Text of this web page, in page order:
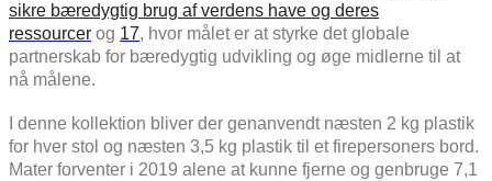
sikre bæredygtig brug af verdens have og deres
ressourcer og 17, hvor målet er at styrke det globale
partnerskab for bæredygtig udvikling og øge midlerne til at
nå målene.
I denne kollektion bliver der genanvendt næsten 2 kg plastik
for hver stol og næsten 3,5 kg plastik til et firepersoners bord.
Mater forventer i 2019 alene at kunne fjerne og genbruge 7,1